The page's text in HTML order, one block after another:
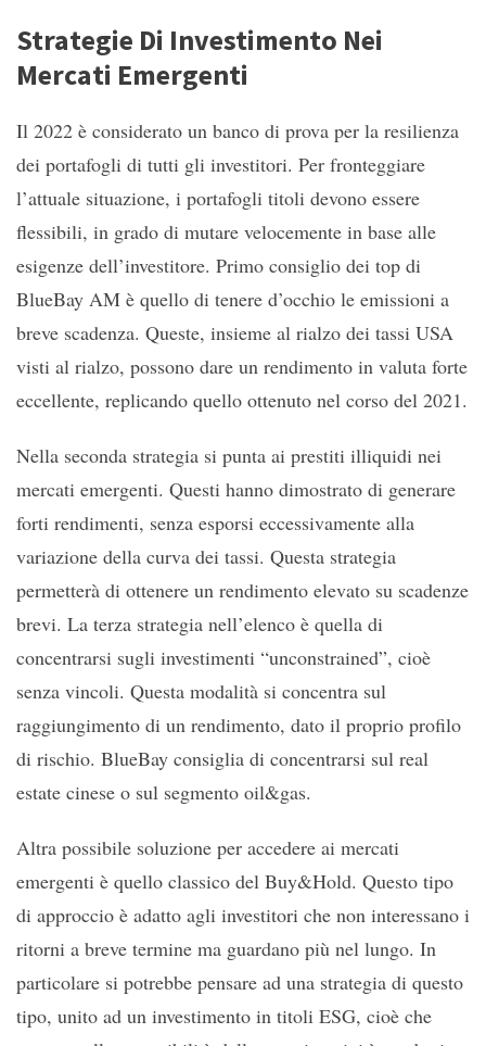
Strategie Di Investimento Nei
Mercati Emergenti
Il 2022 è considerato un banco di prova per la resilienza
dei portafogli di tutti gli investitori. Per fronteggiare
l’attuale situazione, i portafogli titoli devono essere
flessibili, in grado di mutare velocemente in base alle
esigenze dell’investitore. Primo consiglio dei top di
BlueBay AM è quello di tenere d’occhio le emissioni a
breve scadenza. Queste, insieme al rialzo dei tassi USA
visti al rialzo, possono dare un rendimento in valuta forte
eccellente, replicando quello ottenuto nel corso del 2021.
Nella seconda strategia si punta ai prestiti illiquidi nei
mercati emergenti. Questi hanno dimostrato di generare
forti rendimenti, senza esporsi eccessivamente alla
variazione della curva dei tassi. Questa strategia
permetterà di ottenere un rendimento elevato su scadenze
brevi. La terza strategia nell’elenco è quella di
concentrarsi sugli investimenti “unconstrained”, cioè
senza vincoli. Questa modalità si concentra sul
raggiungimento di un rendimento, dato il proprio profilo
di rischio. BlueBay consiglia di concentrarsi sul real
estate cinese o sul segmento oil&gas.
Altra possibile soluzione per accedere ai mercati
emergenti è quello classico del Buy&Hold. Questo tipo
di approccio è adatto agli investitori che non interessano i
ritorni a breve termine ma guardano più nel lungo. In
particolare si potrebbe pensare ad una strategia di questo
tipo, unito ad un investimento in titoli ESG, cioè che